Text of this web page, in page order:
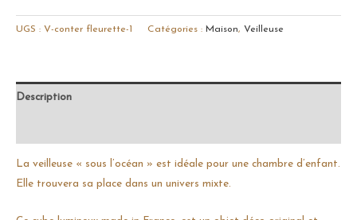
UGS : V-conter fleurette-1 Catégories : Maison, Veilleuse
Description
La veilleuse « sous l’océan » est idéale pour une chambre d’enfant.
Elle trouvera sa place dans un univers mixte.